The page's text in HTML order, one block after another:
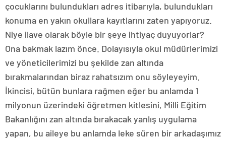
çocuklarını bulundukları adres itibarıyla, bulundukları
konuma en yakın okullara kayıtlarını zaten yapıyoruz.
Niye ilave olarak böyle bir şeye ihtiyaç duyuyorlar?
Ona bakmak lazım önce. Dolayısıyla okul müdürlerimizi
ve yöneticilerimizi bu şekilde zan altında
bırakmalarından biraz rahatsızım onu söyleyeyim.
İkincisi, bütün bunlara rağmen eğer bu anlamda 1
milyonun üzerindeki öğretmen kitlesini, Milli Eğitim
Bakanlığını zan altında bırakacak yanlış uygulama
yapan, bu aileye bu anlamda leke süren bir arkadaşımız